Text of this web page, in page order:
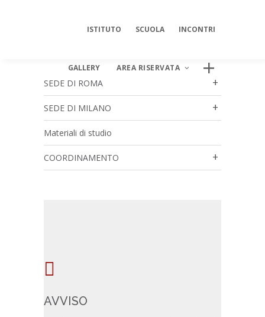
ISTITUTO SCUOLA INCONTRI
GALLERY AREA RISERVATA
Log In
SEDE DI ROMA
SEDE DI MILANO
Materiali di studio
COORDINAMENTO
AVVISO